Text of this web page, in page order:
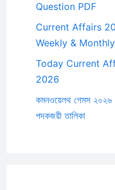
Question PDF
Current Affairs
Weekly &
Today Current
2026
কমনওয়েলথ গেমস ২০২৬
পদকজয়ী তালিকা